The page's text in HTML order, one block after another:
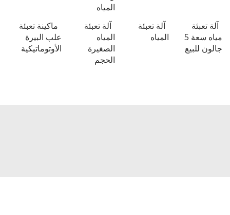
مياه سعة 5
للبيع
آلة تعبئة
المياه
آلة تعبئة
الصغيرة
ماكينة تعبئة
علب البيرة
الأوتوماتيكية